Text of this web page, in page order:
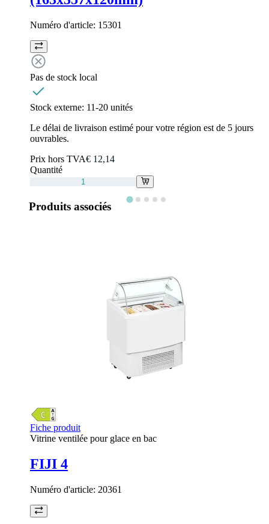
Numéro d'article: 15301
Pas de stock local
Stock externe: 11-20 unités
Le délai de livraison estimé pour votre région est de 5 jours
ouvrables.
Prix hors TVA€ 12,14
Quantité
Produits associés
Fiche produit
Vitrine ventilée pour glace en bac
FIJI 4
Numéro d'article: 20361